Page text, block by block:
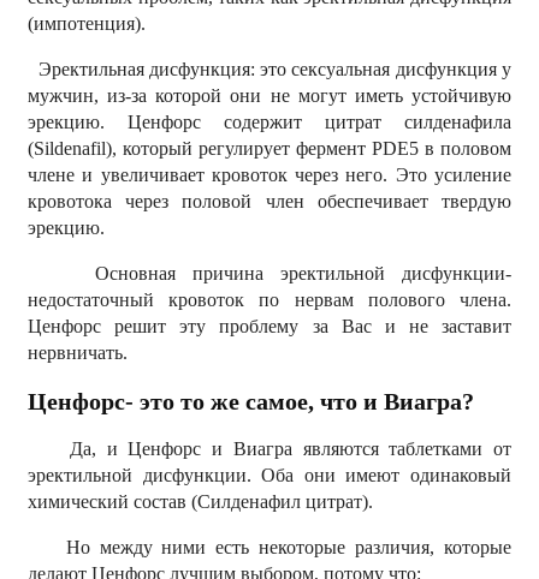
(импотенция).
Эректильная дисфункция: это сексуальная дисфункция у
мужчин, из-за которой они не могут иметь устойчивую
эрекцию. Ценфорс содержит цитрат силденафила
(Sildenafil), который регулирует фермент PDE5 в половом
члене и увеличивает кровоток через него. Это усиление
кровотока через половой член обеспечивает твердую
эрекцию.
Основная причина эректильной дисфункции-
недостаточный кровоток по нервам полового члена.
Ценфорс решит эту проблему за Вас и не заставит
нервничать.
Ценфорс- это то же самое, что и Виагра?
Да, и Ценфорс и Виагра являются таблетками от
эректильной дисфункции. Оба они имеют одинаковый
химический состав (Силденафил цитрат).
Но между ними есть некоторые различия, которые
делают Ценфорс лучшим выбором, потому что: